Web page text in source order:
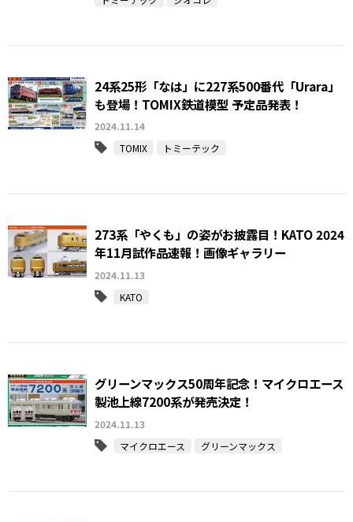
24系25形「なは」に227系500番代「Urara」
も登場！TOMIX鉄道模型 予定品発表！
2024.11.14
TOMIX
トミーテック
273系「やくも」の姿がお披露目！KATO 2024
年11月試作品速報！画像ギャラリー
2024.11.13
KATO
グリーンマックス50周年記念！マイクロエース
製池上線7200系が発売決定！
2024.11.13
マイクロエース
グリーンマックス